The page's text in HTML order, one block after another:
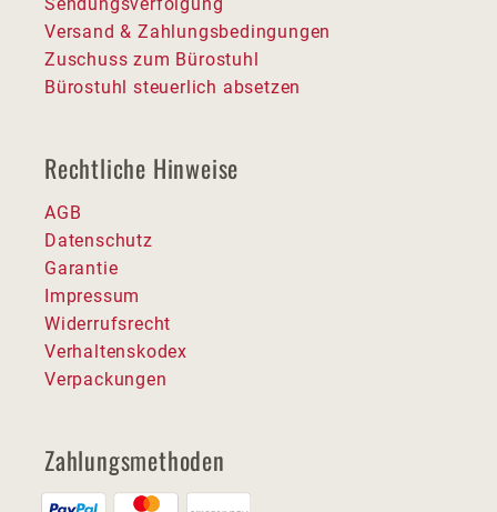
Versand & Zahlungsbedingungen
Zuschuss zum Bürostuhl
Bürostuhl steuerlich absetzen
Rechtliche Hinweise
AGB
Datenschutz
Garantie
Impressum
Widerrufsrecht
Verhaltenskodex
Verpackungen
Zahlungsmethoden